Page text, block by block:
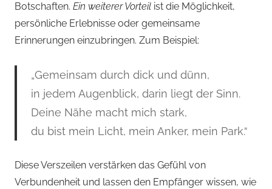
Botschaften. Ein weiterer Vorteil ist die Möglichkeit,
persönliche Erlebnisse oder gemeinsame
Erinnerungen einzubringen. Zum Beispiel:
„Gemeinsam durch dick und dünn,
in jedem Augenblick, darin liegt der Sinn.
Deine Nähe macht mich stark,
du bist mein Licht, mein Anker, mein Park.“
Diese Verszeilen verstärken das Gefühl von
Verbundenheit und lassen den Empfänger wissen, wie